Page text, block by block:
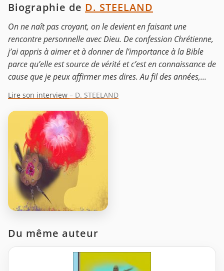
Biographie de D. STEELAND
On ne naît pas croyant, on le devient en faisant une
rencontre personnelle avec Dieu. De confession Chrétienne,
j’ai appris à aimer et à donner de l’importance à la Bible
parce qu’elle est source de vérité et c’est en connaissance de
cause que je peux affirmer mes dires. Au fil des années,...
Lire son interview – D. STEELAND
Du même auteur